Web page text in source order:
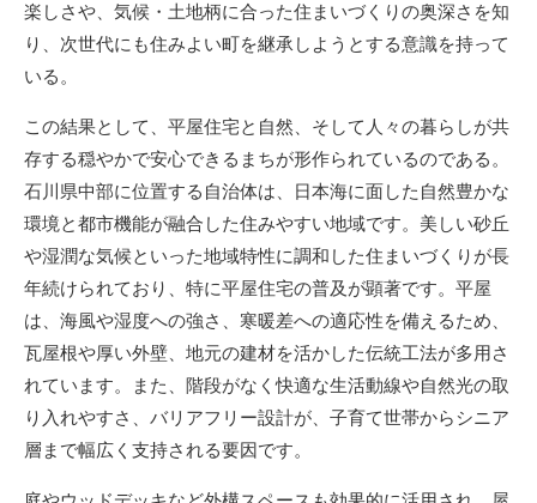
楽しさや、気候・土地柄に合った住まいづくりの奥深さを知
り、次世代にも住みよい町を継承しようとする意識を持って
いる。
この結果として、平屋住宅と自然、そして人々の暮らしが共
存する穏やかで安心できるまちが形作られているのである。
石川県中部に位置する自治体は、日本海に面した自然豊かな
環境と都市機能が融合した住みやすい地域です。美しい砂丘
や湿潤な気候といった地域特性に調和した住まいづくりが長
年続けられており、特に平屋住宅の普及が顕著です。平屋
は、海風や湿度への強さ、寒暖差への適応性を備えるため、
瓦屋根や厚い外壁、地元の建材を活かした伝統工法が多用さ
れています。また、階段がなく快適な生活動線や自然光の取
り入れやすさ、バリアフリー設計が、子育て世帯からシニア
層まで幅広く支持される要因です。